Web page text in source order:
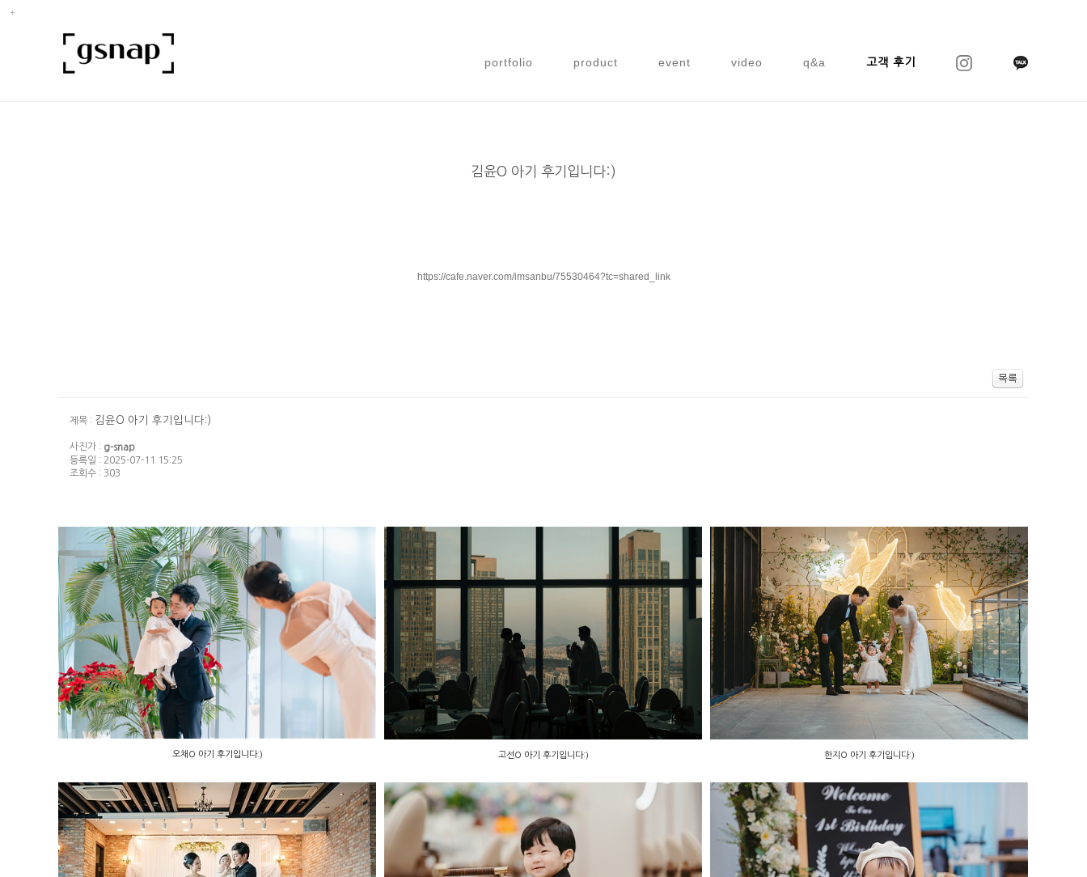
portfolio product event video q&a 고객 후기
김윤O 아기 후기입니다:)
https://cafe.naver.com/imsanbu/75530464?tc=shared_link
제목 : 김윤O 아기 후기입니다:)
사진가 : g-snap
등록일 : 2025-07-11 15:25
조회수 : 303
오채O 아기 후기입니다:) 고선O 아기 후기입니다:) 한지O 아기 후기입니다:)